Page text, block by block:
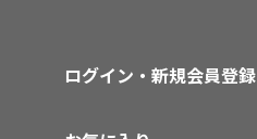
ログイン・新規会員登録